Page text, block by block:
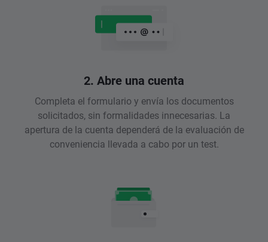
2. Abre una cuenta
Completa el formulario y envía los documentos
solicitados, sin formalidades innecesarias. La
apertura de la cuenta dependerá de la evaluación de
conveniencia llevada a cabo por un test.